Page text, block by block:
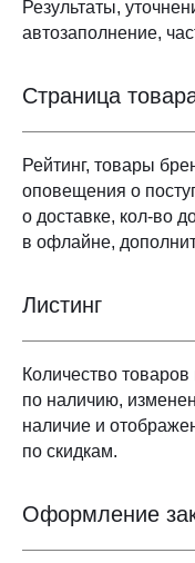
Результаты,
автозаполнение,
Страница
Рейтинг, товары
оповещения о
о доставке, кол-во
в офлайне,
Листинг
Количество
по наличию,
наличие и
по скидкам.
Оформление